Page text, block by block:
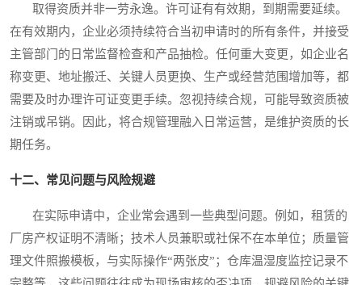
取得资质并非一劳永逸。许可证有有效期，到期需要延续。
在有效期内，企业必须持续符合当初申请时的所有条件，并接受
主管部门的日常监督检查和产品抽检。任何重大变更，如企业名
称变更、地址搬迁、关键人员更换、生产或经营范围增加等，都
需要及时办理许可证变更手续。忽视持续合规，可能导致资质被
注销或吊销。因此，将合规管理融入日常运营，是维护资质的长
期任务。
十二、常见问题与风险规避
在实际申请中，企业常会遇到一些典型问题。例如，租赁的
厂房产权证明不清晰；技术人员兼职或社保不在本单位；质量管
理文件照搬模板，与实际操作“两张皮”；仓库温湿度监控记录不